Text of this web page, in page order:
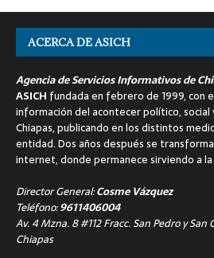
ACERCA DE ASICH
Agencia de Servicios Informativos de
ASICH fundada en febrero de 1999, con
información del acontecer político,
Chiapas, publicando en los distintos
entidad. Dos años después se
internet, donde permanece sirviendo a
Director General:Cosme Vázquez
Teléfono:9611406004
Av. 4 Mzna. 8 #112 Fracc. San Pedro y
Chiapas